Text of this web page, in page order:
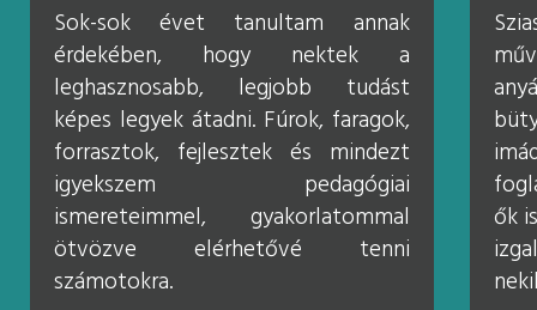
Sok-sok évet tanultam annak
érdekében, hogy nektek a
leghasznosabb, legjobb tudást
képes legyek átadni. Fúrok, faragok,
forrasztok, fejlesztek és mindezt
igyekszem pedagógiai
ismereteimmel, gyakorlatommal
ötvözve elérhetővé tenni
számotokra.
ők